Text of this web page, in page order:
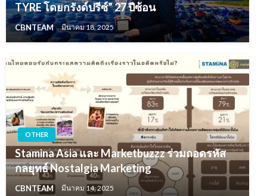
TYRE โดยกรังด์ปรีซ์” 27 ปีซ้อน
CBNTEAM มีนาคม 18, 2025
OTHER
Stamina Asia และ Marketbuzzz ร่วมถอดรหัส
กลยุทธ์ Nostalgia Marketing
CBNTEAM มีนาคม 14, 2025